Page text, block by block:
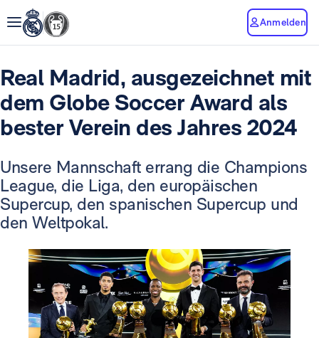
Anmelden
Real Madrid, ausgezeichnet mit
dem Globe Soccer Award als
bester Verein des Jahres 2024
Unsere Mannschaft errang die Champions
League, die Liga, den europäischen
Supercup, den spanischen Supercup und
den Weltpokal.